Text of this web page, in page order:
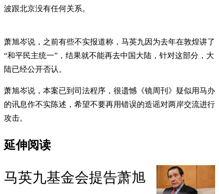
波跟北京没有任何关系。
萧旭岑说，之前有些不实报道称，马英九因为去年在敦煌讲了
“和平民主统一”，结果就不能再去中国大陆，针对这部分，大
陆已经公开否认。
萧旭岑说，本案已到司法程序，很遗憾《镜周刊》疑似用马办
的讯息作不实陈述，希望不要再用错误的造谣对两岸交流进行
攻击。
延伸阅读
马英九基金会提告萧旭